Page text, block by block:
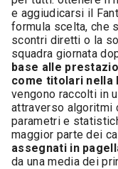
e aggiudicarsi il
formula scelta, che
scontri diretti o la
squadra giornata
base alle
come titolari nella
vengono raccolti in
attraverso algoritmi
parametri e
maggior parte dei
assegnati in
da una media dei